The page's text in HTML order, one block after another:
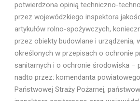
potwierdzona opinią techniczno-
przez wojewódzkiego inspektora
artykułów rolno-spożywczych,
przez obiekty budowlane i urządzenia,
określonych w przepisach o ochronie
sanitarnych i o ochronie środowiska –
nadto przez: komendanta
Państwowej Straży Pożarnej,